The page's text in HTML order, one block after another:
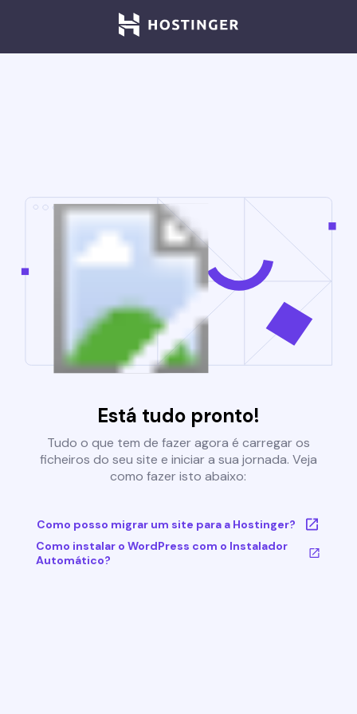
Está tudo pronto!
Tudo o que tem de fazer agora é carregar os
ficheiros do seu site e iniciar a sua jornada. Veja
como fazer isto abaixo:
Como posso migrar um site para a Hostinger?
Como instalar o WordPress com o Instalador
Automático?